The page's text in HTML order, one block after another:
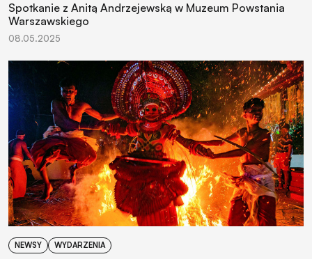
Spotkanie z Anitą Andrzejewską w Muzeum Powstania
Warszawskiego
08.05.2025
NEWSY WYDARZENIA